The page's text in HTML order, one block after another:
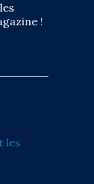
!
les